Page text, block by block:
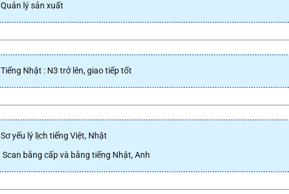
Quản lý sản xuất
Tiếng Nhật : N3 trở lên, giao tiếp tốt
Sơ yếu lý lịch tiếng Việt, Nhật
Scan bằng cấp và bằng tiếng Nhật, Anh